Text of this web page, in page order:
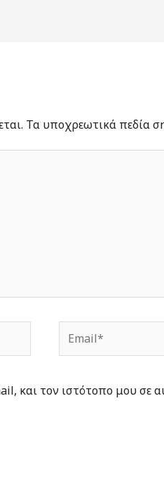
Τα υποχρεωτικά πεδία
και τον ιστότοπο μου σε